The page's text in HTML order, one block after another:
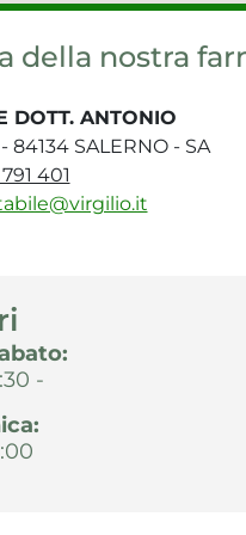
della nostra
DOTT. ANTONIO
84134 SALERNO - SA
401
-